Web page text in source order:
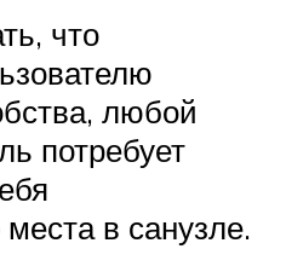
что
любой
потребует
в санузле.